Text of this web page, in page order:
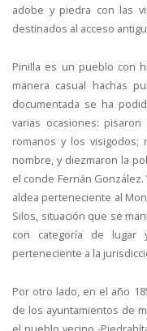
adobe y piedra con las
destinados al acceso
Pinilla es un pueblo con
manera casual hachas
documentada se ha
varias ocasiones:
romanos y los
nombre, y diezmaron la
el conde Fernán González.
aldea perteneciente al
Silos, situación que se
con categoría de lugar
perteneciente a la
Por otro lado, en el año
de los ayuntamientos de